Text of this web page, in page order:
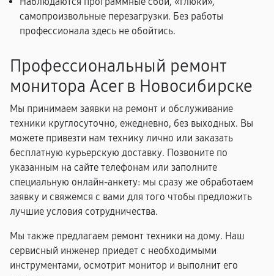
самопроизвольные перезагрузки. Без работы
профессионала здесь не обойтись.
Профессиональный ремонт
монитора Acer в Новосибирске
Мы принимаем заявки на ремонт и обслуживание
техники круглосуточно, ежедневно, без выходных. Вы
можете привезти нам технику лично или заказать
бесплатную курьерскую доставку. Позвоните по
указанным на сайте телефонам или заполните
специальную онлайн-анкету: мы сразу же обработаем
заявку и свяжемся с вами для того чтобы предложить
лучшие условия сотрудничества.
Мы также предлагаем ремонт техники на дому. Наш
сервисный инженер приедет с необходимыми
инструментами, осмотрит монитор и выполнит его